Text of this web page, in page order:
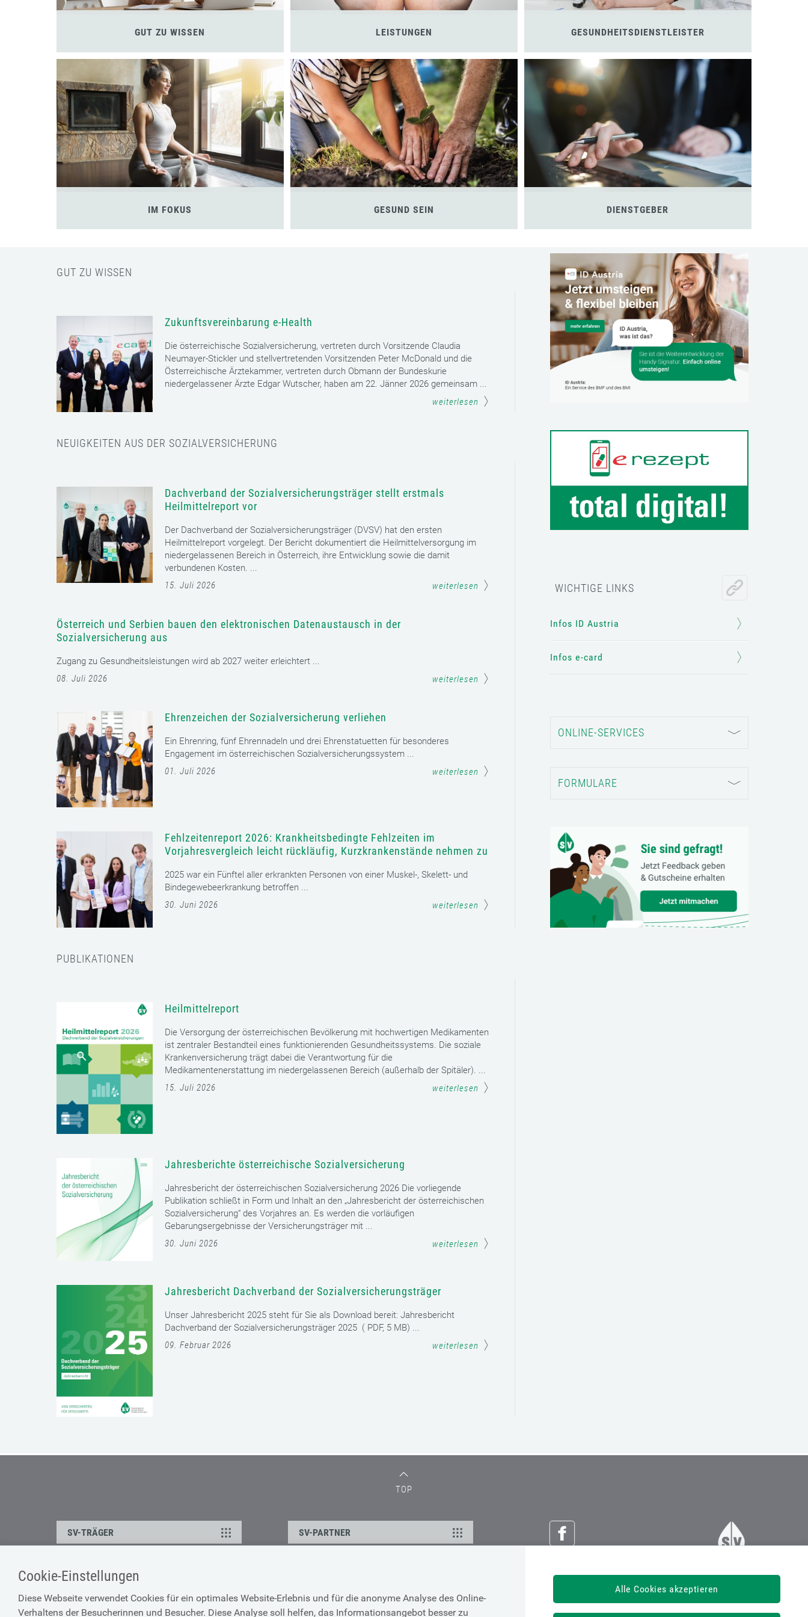
Cookie-Einstellungen
Diese Webseite verwendet Cookies für ein optimales Website-Erlebnis und für die anonyme Analyse des Online-
Verhaltens der Besucherinnen und Besucher. Diese Analyse soll helfen, das Informationsangebot besser zu
Alle Cookies akzeptieren
GUT ZU WISSEN LEISTUNGEN GESUNDHEITSDIENSTLEISTER
IM FOKUS GESUND SEIN DIENSTGEBER
WICHTIGE LINKS
Infos ID Austria
Infos e-card
ONLINE-SERVICES
FORMULARE
GUT ZU WISSEN
Zukunftsvereinbarung e-Health
Die österreichische Sozialversicherung, vertreten durch Vorsitzende Claudia
Neumayer-Stickler und stellvertretenden Vorsitzenden Peter McDonald und die
Österreichische Ärztekammer, vertreten durch Obmann der Bundeskurie
niedergelassener Ärzte Edgar Wutscher, haben am 22. Jänner 2026 gemeinsam ...
weiterlesen
NEUIGKEITEN AUS DER SOZIALVERSICHERUNG
Dachverband der Sozialversicherungsträger stellt erstmals
Heilmittelreport vor
Der Dachverband der Sozialversicherungsträger (DVSV) hat den ersten
Heilmittelreport vorgelegt. Der Bericht dokumentiert die Heilmittelversorgung im
niedergelassenen Bereich in Österreich, ihre Entwicklung sowie die damit
verbundenen Kosten. ...
15. Juli 2026
weiterlesen
Österreich und Serbien bauen den elektronischen Datenaustausch in der
Sozialversicherung aus
Zugang zu Gesundheitsleistungen wird ab 2027 weiter erleichtert ...
08. Juli 2026
weiterlesen
Ehrenzeichen der Sozialversicherung verliehen
Ein Ehrenring, fünf Ehrennadeln und drei Ehrenstatuetten für besonderes
Engagement im österreichischen Sozialversicherungssystem ...
01. Juli 2026
weiterlesen
Fehlzeitenreport 2026: Krankheitsbedingte Fehlzeiten im
Vorjahresvergleich leicht rückläufig, Kurzkrankenstände nehmen zu
2025 war ein Fünftel aller erkrankten Personen von einer Muskel-, Skelett- und
Bindegewebeerkrankung betroffen ...
30. Juni 2026
weiterlesen
PUBLIKATIONEN
Heilmittelreport
Die Versorgung der österreichischen Bevölkerung mit hochwertigen Medikamenten
ist zentraler Bestandteil eines funktionierenden Gesundheitssystems. Die soziale
Krankenversicherung trägt dabei die Verantwortung für die
Medikamentenerstattung im niedergelassenen Bereich (außerhalb der Spitäler). ...
15. Juli 2026
weiterlesen
Jahresberichte österreichische Sozialversicherung
Jahresbericht der österreichischen Sozialversicherung 2026 Die vorliegende
Publikation schließt in Form und Inhalt an den „Jahresbericht der österreichischen
Sozialversicherung“ des Vorjahres an. Es werden die vorläufigen
Gebarungsergebnisse der Versicherungsträger mit ...
30. Juni 2026
weiterlesen
Jahresbericht Dachverband der Sozialversicherungsträger
Unser Jahresbericht 2025 steht für Sie als Download bereit: Jahresbericht
Dachverband der Sozialversicherungsträger 2025 ( PDF, 5 MB) ...
09. Februar 2026
weiterlesen
TOP
Österreichische Sozialversicherung
Dachverband der Sozialversicherungsträger
SV-TRÄGER SV-PARTNER
ÜBER UNS
Kontakt
Barrierefreiheitserklärung
Cookie-Erklärung